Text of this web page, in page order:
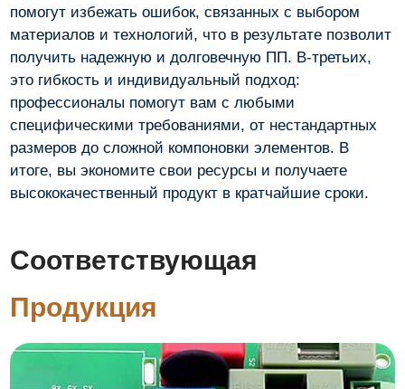
помогут избежать ошибок, связанных с выбором
материалов и технологий, что в результате позволит
получить надежную и долговечную ПП. В-третьих,
это гибкость и индивидуальный подход:
профессионалы помогут вам с любыми
специфическими требованиями, от нестандартных
размеров до сложной компоновки элементов. В
итоге, вы экономите свои ресурсы и получаете
высококачественный продукт в кратчайшие сроки.
Соответствующая
Продукция